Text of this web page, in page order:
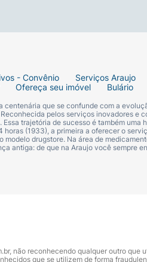
- Convênio Serviços Araujo
Ofereça seu imóvel Bulário
centenária que se confunde com a
pelos serviços inovadores e
trajetória de sucesso é também uma
(1933), a primeira a oferecer o
drugstore. Na área de
antiga: de que na Araujo você sempre
não reconhecendo qualquer outro que
que se utilizem de forma